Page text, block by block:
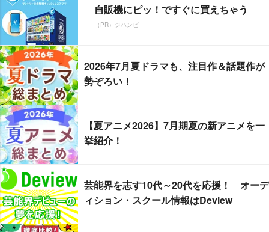
自販機にピッ！ですぐに買えちゃう
（PR）ジハンピ
2026年7月夏ドラマも、注目作＆話題作が
勢ぞろい！
【夏アニメ2026】7月期夏の新アニメを一
挙紹介！
芸能界を志す10代～20代を応援！ オーデ
ィション・スクール情報はDeview